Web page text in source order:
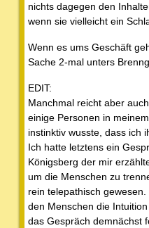
nichts dagegen den
wenn sie vielleicht ein
Wenn es ums Geschäft
Sache 2-mal unters
EDIT:
Manchmal reicht aber
einige Personen in
instinktiv wusste, dass ich
Ich hatte letztens ein
Königsberg der mir
um die Menschen zu
rein telepathisch
den Menschen die
das Gespräch demnächst